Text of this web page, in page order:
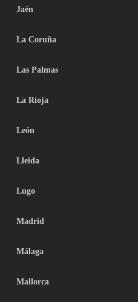
Jaén
La Coruña
Las Palmas
La Rioja
León
Lleida
Lugo
Madrid
Málaga
Mallorca